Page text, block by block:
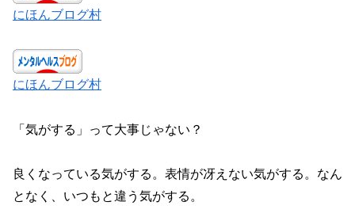
にほんブログ村
にほんブログ村
「気がする」って大事じゃない？
良くなっている気がする。表情が冴えない気がする。なん
となく、いつもと違う気がする。